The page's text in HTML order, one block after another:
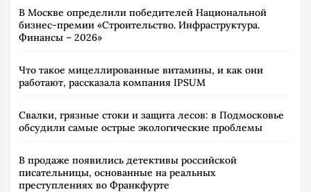
В Москве определили победителей Национальной
бизнес-премии «Строительство. Инфраструктура.
Финансы – 2026»
Что такое мицеллированные витамины, и как они
работают, рассказала компания IPSUM
Свалки, грязные стоки и защита лесов: в Подмосковье
обсудили самые острые экологические проблемы
В продаже появились детективы российской
писательницы, основанные на реальных
преступлениях во Франкфурте